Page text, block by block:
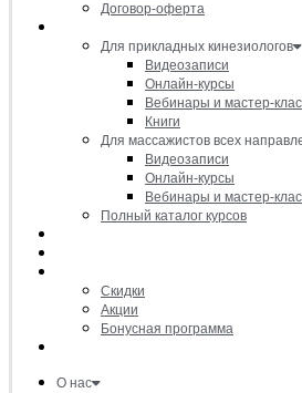
Договор-оферта
Для прикладных кинезиологов
Видеозаписи
Онлайн-курсы
Вебинары и мастер-
Книги
Для массажистов всех
Видеозаписи
Онлайн-курсы
Вебинары и мастер-
Полный каталог курсов
Скидки
Акции
Бонусная программа
О нас